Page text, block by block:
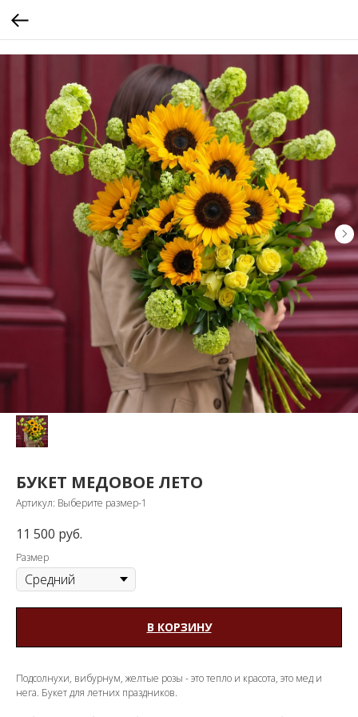
БУКЕТ МЕДОВОЕ ЛЕТО
Артикул: Выберите размер-1
11 500 руб.
Размер
В КОРЗИНУ
Подсолнухи, вибурнум, желтые розы - это тепло и красота, это мед и
нега. Букет для летних праздников.